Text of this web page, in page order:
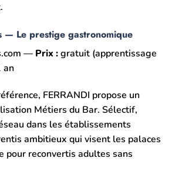
— Le prestige gastronomique
— Prix :gratuit (apprentissage
an
FERRANDI propose un
Métiers du Bar. Sélectif,
dans les établissements
ambitieux qui visent les palaces
pour reconvertis adultes sans